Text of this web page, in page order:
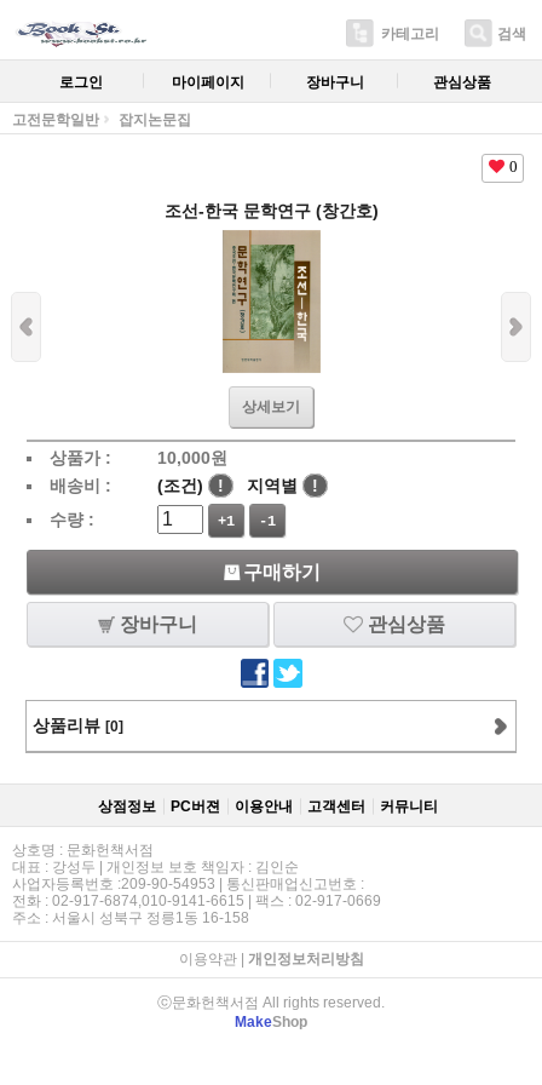
카테고리 검색
로그인 마이페이지 장바구니 관심상품
고전문학일반 잡지논문집
0
조선-한국 문학연구 (창간호)
상세보기
상품가 : 10,000원
배송비 :
(조건) ! 지역별
!
수량 :
+1 -1
구매하기
장바구니 관심상품
상품리뷰 [0]
상점정보 PC버젼 이용안내 고객센터 커뮤니티
상호명 : 문화헌책서점
대표 : 강성두 | 개인정보 보호 책임자 : 김인순
사업자등록번호 :209-90-54953 | 통신판매업신고번호 :
전화 : 02-917-6874,010-9141-6615 | 팩스 : 02-917-0669
주소 : 서울시 성북구 정릉1동 16-158
이용약관| 개인정보처리방침
ⓒ문화헌책서점 All rights reserved.
MakeShop